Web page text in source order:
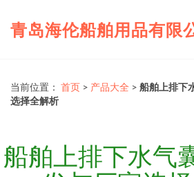
青岛海伦船舶用品有限
当前位置： 首页 > 产品大全 > 船舶上排下
选择全解析
船舶上排下水气